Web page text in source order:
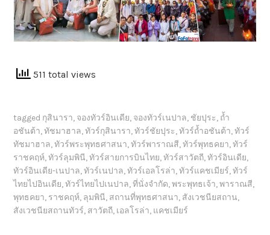
511 total views
tagged กุสินารา, จองทัวร์อินเดีย, จองทัวร์เนปาล, ชัยปุระ, ถ้ำ
อชันต้า,ทัชมาฮาล,ทัวร์กุสินารา,ทัวร์ชัยปุระ,ทัวร์ถ้ำอชันต้า,ทัวร์
ทัชมาฮาล,ทัวร์พระพุทธศาสนา,ทัวร์พาราณสี,ทัวร์พุทธคยา,ทัวร์
ราชคฤห์,ทัวร์ลุมพินี,ทัวร์สายการบินไทย,ทัวร์สาวัตถี,ทัวร์อินเดีย,
ทัวร์อินเดีย-เนปาล,ทัวร์เนปาล,ทัวร์เอลโรล่า,ทัวร์แคชเมียร์,ทัวร์
ไทยไปอินเดีย,ทัวร์ไทยไปเนปาล,ที่นั่งจำกัด,พระพุทธเจ้า,พาราณสี,
พุทธคยา, ราชคฤห์, ลุมพินี, สถานที่พุทธศาสนา, สังเวชนียสถาน,
สังเวชนียสถานทัวร์, สาวัตถี, เอลโรล่า, แคชเมียร์